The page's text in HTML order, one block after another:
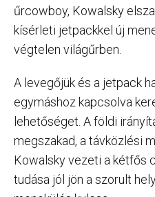
űrcowboy, Kowalsky
kísérleti jetpackkel új
végtelen világűrben.
A levegőjük és a jetpack
egymáshoz kapcsolva
lehetőséget. A földi
megszakad, a távközlési
Kowalsky vezeti a kétfős
tudása jól jön a szorult